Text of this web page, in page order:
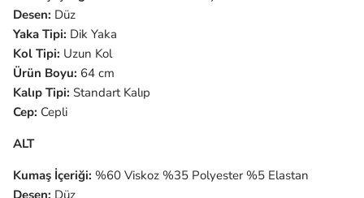
Desen: Düz
Yaka Tipi: Dik Yaka
Kol Tipi: Uzun Kol
Ürün Boyu: 64 cm
Kalıp Tipi: Standart Kalıp
Cep: Cepli
ALT
Kumaş İçeriği: %60 Viskoz %35 Polyester %5 Elastan